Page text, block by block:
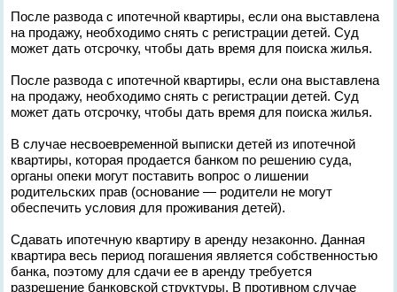
После развода с ипотечной квартиры, если она выставлена
на продажу, необходимо снять с регистрации детей. Суд
может дать отсрочку, чтобы дать время для поиска жилья.
После развода с ипотечной квартиры, если она выставлена
на продажу, необходимо снять с регистрации детей. Суд
может дать отсрочку, чтобы дать время для поиска жилья.
В случае несвоевременной выписки детей из ипотечной
квартиры, которая продается банком по решению суда,
органы опеки могут поставить вопрос о лишении
родительских прав (основание — родители не могут
обеспечить условия для проживания детей).
Сдавать ипотечную квартиру в аренду незаконно. Данная
квартира весь период погашения является собственностью
банка, поэтому для сдачи ее в аренду требуется
разрешение банковской структуры. В противном случае